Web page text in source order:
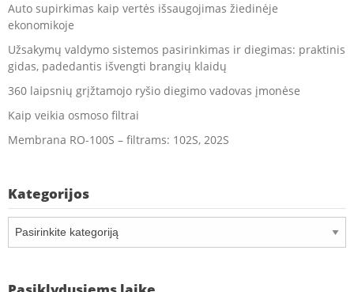
Auto supirkimas kaip vertės išsaugojimas žiedinėje
ekonomikoje
Užsakymų valdymo sistemos pasirinkimas ir diegimas: praktinis
gidas, padedantis išvengti brangių klaidų
360 laipsnių grįžtamojo ryšio diegimo vadovas įmonėse
Kaip veikia osmoso filtrai
Membrana RO-100S – filtrams: 102S, 202S
Kategorijos
Kategorijos